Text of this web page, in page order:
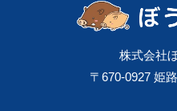
株式会社
〒670-0927 姫